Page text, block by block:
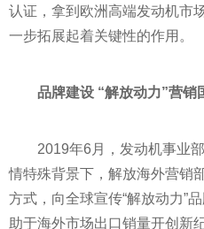
认证，拿到欧洲高端发动机市
一步拓展起着关键性的作用。
品牌建设 “解放动力”营销
2019年6月，发动机事业
情特殊背景下，解放海外营销
方式，向全球宣传“解放动力”
助于海外市场出口销量开创新纪